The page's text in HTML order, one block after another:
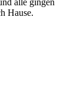
alle gingen
Hause.